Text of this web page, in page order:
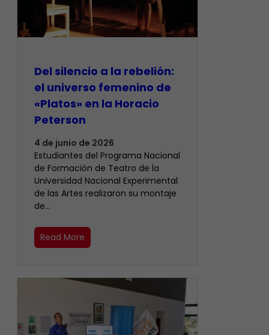
Del silencio a la rebelión:
el universo femenino de
«Platos» en la Horacio
Peterson
4 de junio de 2026
Estudiantes del Programa Nacional
de Formación de Teatro de la
Universidad Nacional Experimental
de las Artes realizaron su montaje
de…
Read More